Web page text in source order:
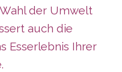
der Umwelt
auch die
Esserlebnis Ihrer